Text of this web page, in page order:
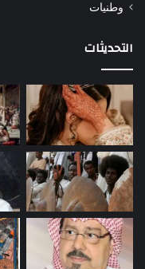
وطنيات
التحديثات